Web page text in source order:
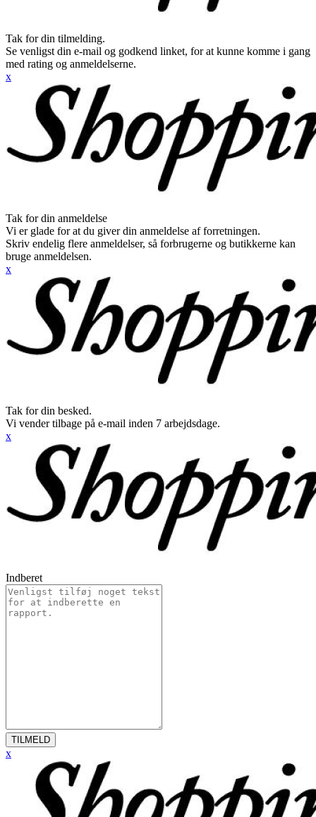
Tak for din tilmelding.
Se venligst din e-mail og godkend linket, for at kunne komme i gang
med rating og anmeldelserne.
x
Tak for din anmeldelse
Vi er glade for at du giver din anmeldelse af forretningen.
Skriv endelig flere anmeldelser, så forbrugerne og butikkerne kan
bruge anmeldelsen.
x
Tak for din besked.
Vi vender tilbage på e-mail inden 7 arbejdsdage.
x
Indberet
TILMELD
x